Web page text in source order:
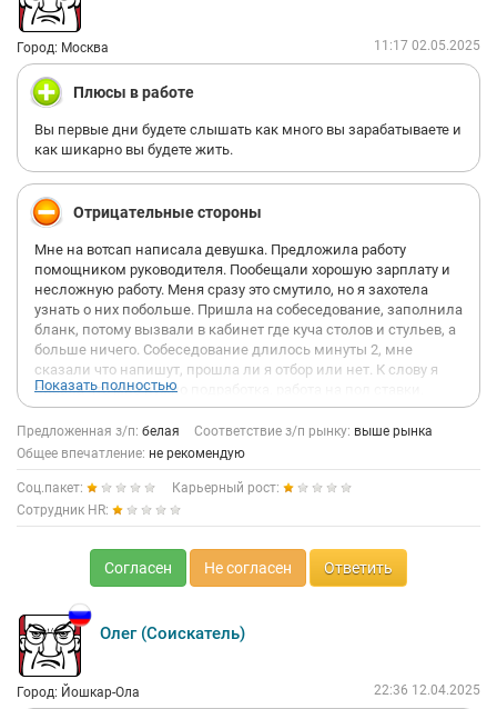
Город: Москва 11:17 02.05.2025
Плюсы в работе
Вы первые дни будете слышать как много вы зарабатываете и
как шикарно вы будете жить.
Отрицательные стороны
Мне на вотсап написала девушка. Предложила работу
помощником руководителя. Пообещали хорошую зарплату и
несложную работу. Меня сразу это смутило, но я захотела
узнать о них побольше. Пришла на собеседование, заполнила
бланк, потому вызвали в кабинет где куча столов и стульев, а
больше ничего. Собеседование длилось минуты 2, мне
сказали что напишут, прошла ли я отбор или нет. К слову я
писала что мне нужно подработка, работа на пол ставки,
опыта не было в этой сфере, молодая девушка, но конечно же
я прошла.
Пригласили на обучение, снова было кучу сомнений, но
решила сходить.
Первый день общая информация про компанию. Соглашусь с
остальными одна вода. Ничего не понятно, но куча умных
слов чтобы запутать. Так же рассказывают как плохо работать
в других сферах, даже иметь свой бизнес, что у них самая
лучшая работа.
Второй день. Я прийти не смогла, мне отправили видео урок.
Тоже ничего не понятно, что ты должен делать не понятно, и
за что тебе платят такие миллионы тоже не понятно.
Рассказали про очень хорошую карьерную лестницу. Что за
год ты выйдешь у них на пассивный доход от 150к . Вообщем
рассказывают красиво.
Показать полностью
Предложенная з/п: белая Соответствие з/п рынку: выше рынка
Общее впечатление: не рекомендую
Соц.пакет:
Карьерный рост:
Сотрудник HR:
Согласен Не согласен Ответить
Олег (Соискатель)
Город: Йошкар-Ола 22:36 12.04.2025